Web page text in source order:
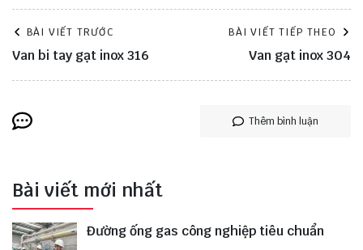
BÀI VIẾT TRƯỚC
Van bi tay gạt inox 316
BÀI VIẾT TIẾP THEO
Van gạt inox 304
Thêm bình luận
Bài viết mới nhất
Đường ống gas công nghiệp tiêu chuẩn